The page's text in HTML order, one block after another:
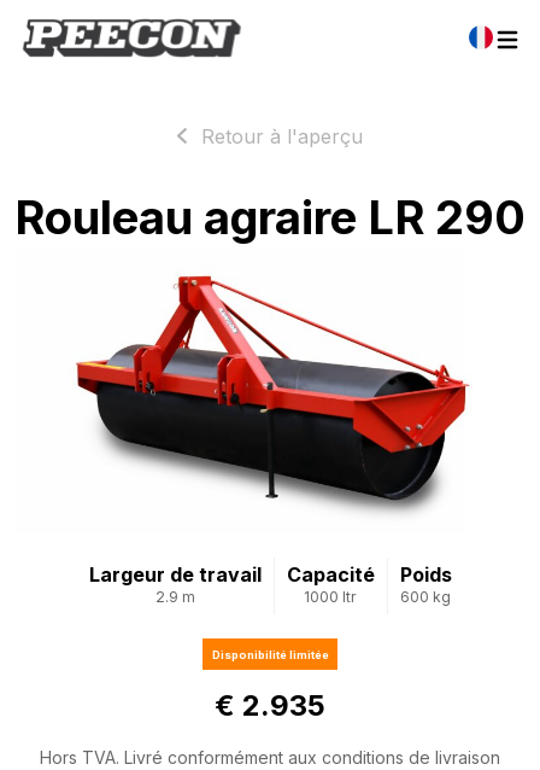
Retour à l'aperçu
Rouleau agraire LR 290
Largeur de travail
2.9 m
Capacité
1000 ltr
Poids
600 kg
Disponibilité limitée
€ 2.935
Hors TVA. Livré conformément aux conditions de livraison